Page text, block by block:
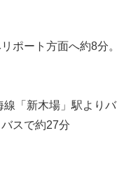
ポート方面へ約8分
線「新木場」駅より
スで約27分